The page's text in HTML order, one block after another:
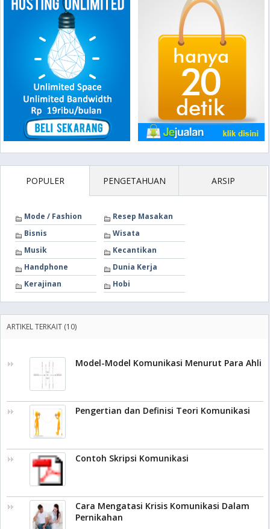
POPULER PENGETAHUAN ARSIP
Mode / Fashion
Resep Masakan
Bisnis
Wisata
Musik
Kecantikan
Handphone
Dunia Kerja
Kerajinan
Hobi
ARTIKEL TERKAIT (10)
Model-Model Komunikasi Menurut Para Ahli
Pengertian dan Definisi Teori Komunikasi
Contoh Skripsi Komunikasi
Cara Mengatasi Krisis Komunikasi Dalam
Pernikahan